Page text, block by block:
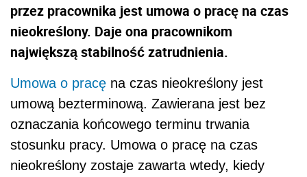
przez pracownika jest umowa o pracę na czas
nieokreślony. Daje ona pracownikom
największą stabilność zatrudnienia.
Umowa o pracę na czas nieokreślony jest
umową bezterminową. Zawierana jest bez
oznaczania końcowego terminu trwania
stosunku pracy. Umowa o pracę na czas
nieokreślony zostaje zawarta wtedy, kiedy